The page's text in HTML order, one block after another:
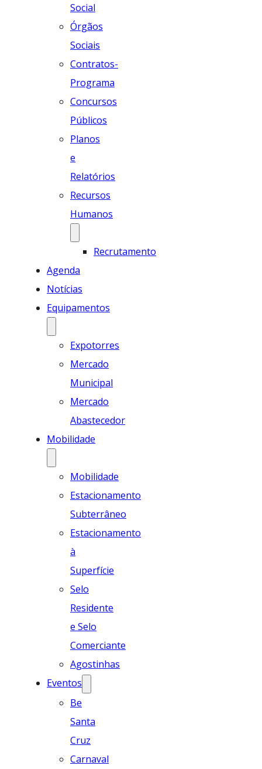
Social
Órgãos
Sociais
Contratos-
Programa
Concursos
Públicos
Planos
e
Relatórios
Recursos
Humanos
Recrutamento
Agenda
Notícias
Equipamentos
Expotorres
Mercado
Municipal
Mercado
Abastecedor
Mobilidade
Mobilidade
Estacionamento
Subterrâneo
Estacionamento
à
Superfície
Selo
Residente
e Selo
Comerciante
Agostinhas
Eventos
Be
Santa
Cruz
Carnaval